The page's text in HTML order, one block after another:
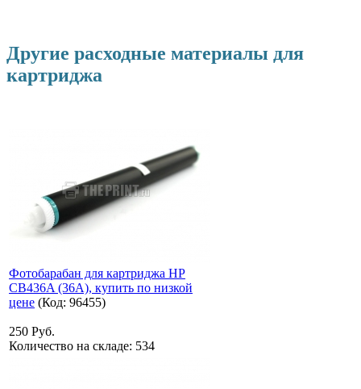
Другие расходные материалы для
картриджа
Фотобарабан для картриджа HP
CB436A (36A), купить по низкой
цене (Код: 96455)
250 Руб.
Количество на складе: 534